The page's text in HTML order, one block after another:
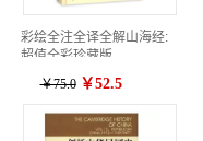
彩绘全注全译全解山海经:
超值全彩珍藏版
￥75.0 ￥52.5